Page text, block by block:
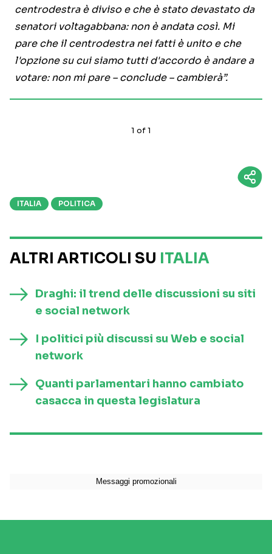
centrodestra è diviso e che è stato devastato da
senatori voltagabbana: non è andata così. Mi
pare che il centrodestra nei fatti è unito e che
l'opzione su cui siamo tutti d'accordo è andare a
votare: non mi pare – conclude – cambierà”.
1 of1
ITALIA POLITICA
ALTRI ARTICOLI SU ITALIA
Draghi: il trend delle discussioni su siti
e social network
I politici più discussi su Web e social
network
Quanti parlamentari hanno cambiato
casacca in questa legislatura